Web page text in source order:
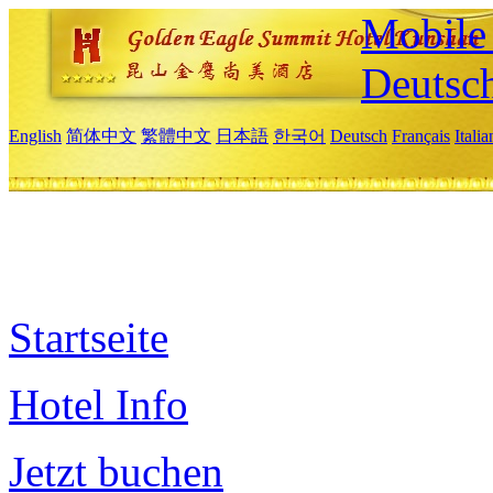
Mobile
English 简体中文 繁體中文 日本語 한국어 Deutsch Français
Startseite
Hotel Info
Jetzt buchen